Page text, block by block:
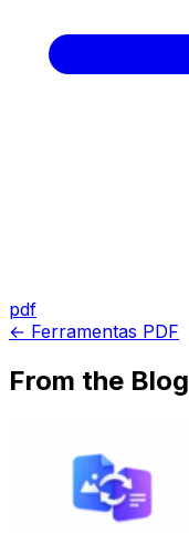
pdf
← Ferramentas PDF
From the Blog